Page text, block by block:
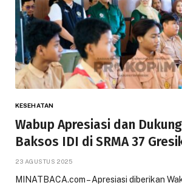
KESEHATAN
Wabup Apresiasi dan
Baksos IDI di SRMA 37
23 AGUSTUS 2025
MINATBACA.com – Apresiasi diberikan